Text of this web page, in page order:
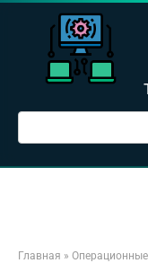
Перейти
Поиск:
Главная »